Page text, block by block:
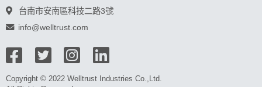
台南市安南區科技二路3號
info@welltrust.com
Copyright © 2022 Welltrust Industries Co.,Ltd.